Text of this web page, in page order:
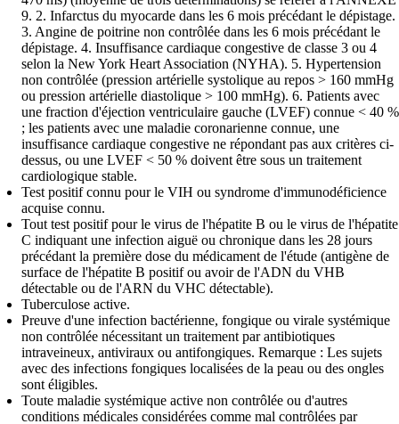
9. 2. Infarctus du myocarde dans les 6 mois précédant le dépistage.
3. Angine de poitrine non contrôlée dans les 6 mois précédant le
dépistage. 4. Insuffisance cardiaque congestive de classe 3 ou 4
selon la New York Heart Association (NYHA). 5. Hypertension
non contrôlée (pression artérielle systolique au repos > 160 mmHg
ou pression artérielle diastolique > 100 mmHg). 6. Patients avec
une fraction d'éjection ventriculaire gauche (LVEF) connue < 40 %
; les patients avec une maladie coronarienne connue, une
insuffisance cardiaque congestive ne répondant pas aux critères ci-
dessus, ou une LVEF < 50 % doivent être sous un traitement
cardiologique stable.
Test positif connu pour le VIH ou syndrome d'immunodéficience
acquise connu.
Tout test positif pour le virus de l'hépatite B ou le virus de l'hépatite
C indiquant une infection aiguë ou chronique dans les 28 jours
précédant la première dose du médicament de l'étude (antigène de
surface de l'hépatite B positif ou avoir de l'ADN du VHB
détectable ou de l'ARN du VHC détectable).
Tuberculose active.
Preuve d'une infection bactérienne, fongique ou virale systémique
non contrôlée nécessitant un traitement par antibiotiques
intraveineux, antiviraux ou antifongiques. Remarque : Les sujets
avec des infections fongiques localisées de la peau ou des ongles
sont éligibles.
Toute maladie systémique active non contrôlée ou d'autres
conditions médicales considérées comme mal contrôlées par